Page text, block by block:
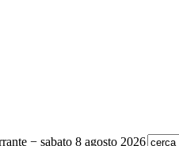
− sabato 8 agosto 2026